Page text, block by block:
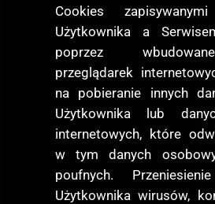
Cookies
Użytkownika a
poprzez
przeglądarek
na pobieranie innych
Użytkownika lub
internetowych, które
w tym danych
poufnych.
Użytkownika wirusów,